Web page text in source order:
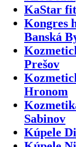
KaStar
Kongres
Banská
Prešov
Hronom
Sabinov
Kúpele